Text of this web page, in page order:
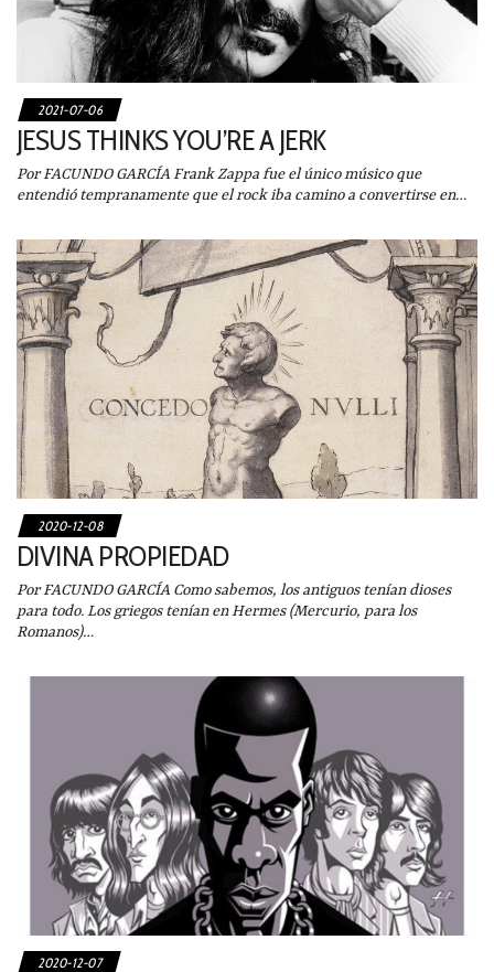
2021-07-06
JESUS THINKS YOU’RE A JERK
Por FACUNDO GARCÍA Frank Zappa fue el único músico que
entendió tempranamente que el rock iba camino a convertirse en…
2020-12-08
DIVINA PROPIEDAD
Por FACUNDO GARCÍA Como sabemos, los antiguos tenían dioses
para todo. Los griegos tenían en Hermes (Mercurio, para los
Romanos)…
2020-12-07